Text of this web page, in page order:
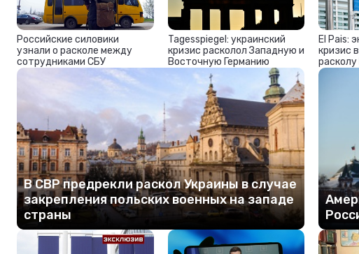
Российские силовики
узнали о расколе между
сотрудниками СБУ
Tagesspiegel: украинский
кризис расколол Западную и
Восточную Германию
El Pais:
кризис
В СВР предрекли раскол Украины в случае
закрепления польских военных на западе
страны